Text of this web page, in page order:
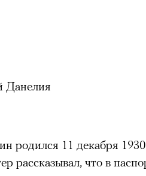
Данелия
родился 11 декабря
рассказывал, что в